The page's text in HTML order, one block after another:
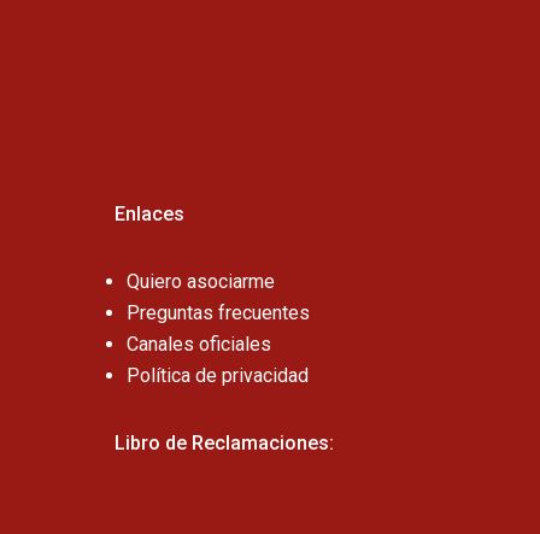
Enlaces
Quiero asociarme
Preguntas frecuentes
Canales oficiales
Política de privacidad
Libro de Reclamaciones: